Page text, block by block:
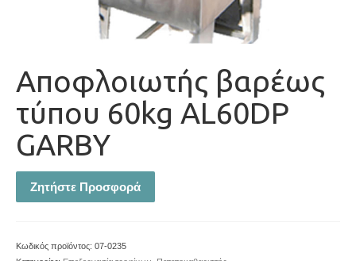
Αποφλοιωτής βαρέως
τύπου 60kg AL60DP
GARBY
Ζητήστε Προσφορά
Κωδικός προϊόντος: 07-0235